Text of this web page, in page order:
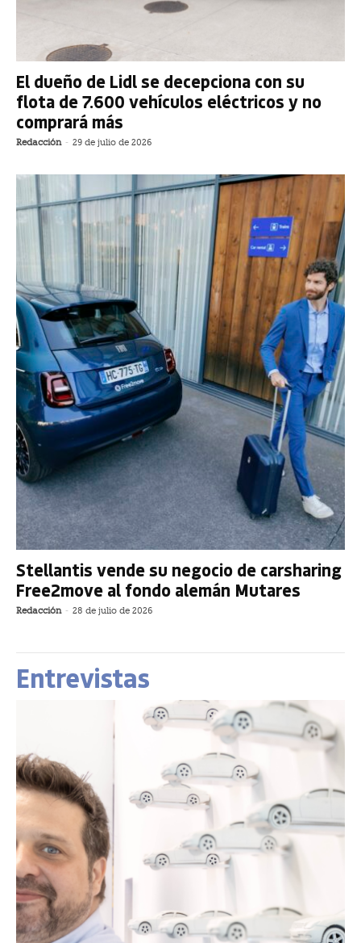
El dueño de Lidl se decepciona con su
flota de 7.600 vehículos eléctricos y no
comprará más
Redacción - 29 de julio de 2026
Stellantis vende su negocio de carsharing
Free2move al fondo alemán Mutares
Redacción - 28 de julio de 2026
Entrevistas